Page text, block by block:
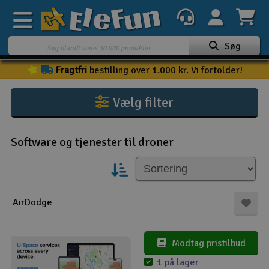
Ugens tilbud
Mine favoritter
Gavekort
Batteri & ladere
Både
Søg
Fragtfribestilling over 1.000 kr. Vi fortolder!
Vælg filter
Software og tjenester til droner
AirDodge
1 på lager
Modtag pristilbud
Hej! Vores professionelle team